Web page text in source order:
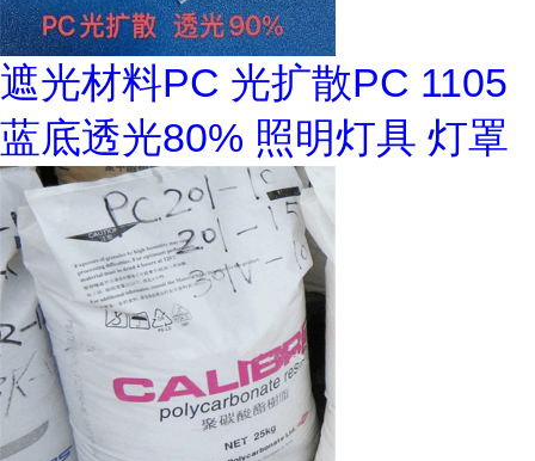
遮光材料PC 光扩散PC 1105
蓝底透光80% 照明灯具 灯罩